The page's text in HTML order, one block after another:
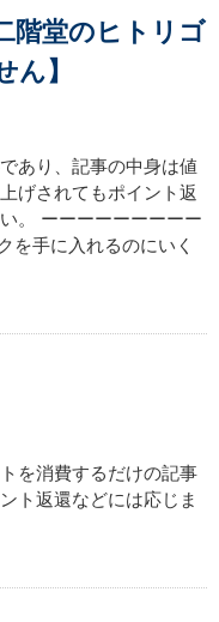
階堂のヒトリゴ
ん】
あり、記事の中身は値
げされてもポイント返
。 ーーーーーーーーー
手に入れるのにいく
を消費するだけの記事
ト返還などには応じま